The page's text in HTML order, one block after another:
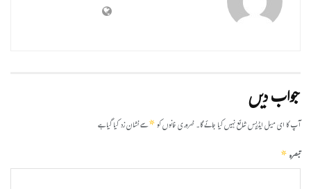
جواب دیں
آپ کا ای میل ایڈریس شائع نہیں کیا جائے گا۔ضروری خانوں کو*سے نشان زد کیا گیا ہے
تبصرہ*